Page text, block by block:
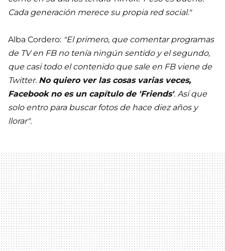
Cada generación merece su propia red social."
Alba Cordero: "El primero, que comentar programas
de TV en FB no tenía ningún sentido y el segundo,
que casi todo el contenido que sale en FB viene de
Twitter. No quiero ver las cosas varias veces,
Facebook no es un capítulo de 'Friends'. Así que
solo entro para buscar fotos de hace diez años y
llorar".